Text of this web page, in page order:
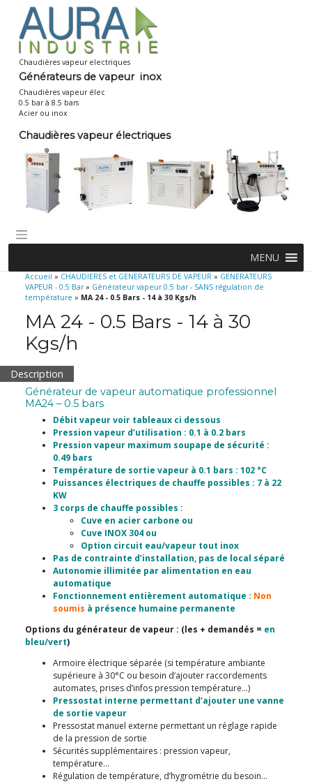
content
Chaudières vapeur electriques
Générateurs de vapeur inox
Chaudières vapeur élec
0.5 bar à 8.5 bars
Acier ou inox
Chaudières vapeur électriques
MENU
Accueil » CHAUDIERES et GENERATEURS DE VAPEUR » GENERATEURS
VAPEUR - 0.5 Bar» Générateur vapeur 0.5 bar - SANS régulation de
température » MA 24 - 0.5 Bars - 14 à 30 Kgs/h
MA 24 - 0.5 Bars - 14 à 30
Kgs/h
Description
Générateur de vapeur automatique professionnel
MA24 – 0.5 bars
Débit vapeur voir tableaux ci dessous
Pression vapeur d’utilisation : 0.1 à 0.2 bars
Pression vapeur maximum soupape de sécurité :
0.49 bars
Température de sortie vapeur à 0.1 bars : 102 °C
Puissances électriques de chauffe possibles : 7 à 22
KW
3 corps de chauffe possibles :
Cuve en acier carbone ou
Cuve INOX 304 ou
Option circuit eau/vapeur tout inox
Pas de contrainte d’installation, pas de local séparé
Autonomie illimitée par alimentation en eau
automatique
Fonctionnement entièrement automatique : Non
soumis à présence humaine permanente
Options du générateur de vapeur : (les + demandés = en
bleu/vert)
Armoire électrique séparée (si température ambiante
supérieure à 30°C ou besoin d’ajouter raccordements
automates, prises d’infos pression température…)
Pressostat interne permettant d’ajouter une vanne
de sortie vapeur
Pressostat manuel externe permettant un réglage rapide
de la pression de sortie
Sécurités supplémentaires : pression vapeur,
température…
Régulation de température, d’hygrométrie du besoin…